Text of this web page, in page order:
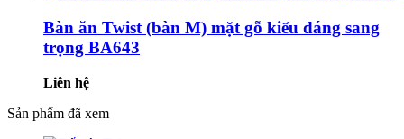
Bàn ăn Twist (bàn M) mặt gỗ kiểu dáng sang
trọng BA643
Liên hệ
Sản phẩm đã xem